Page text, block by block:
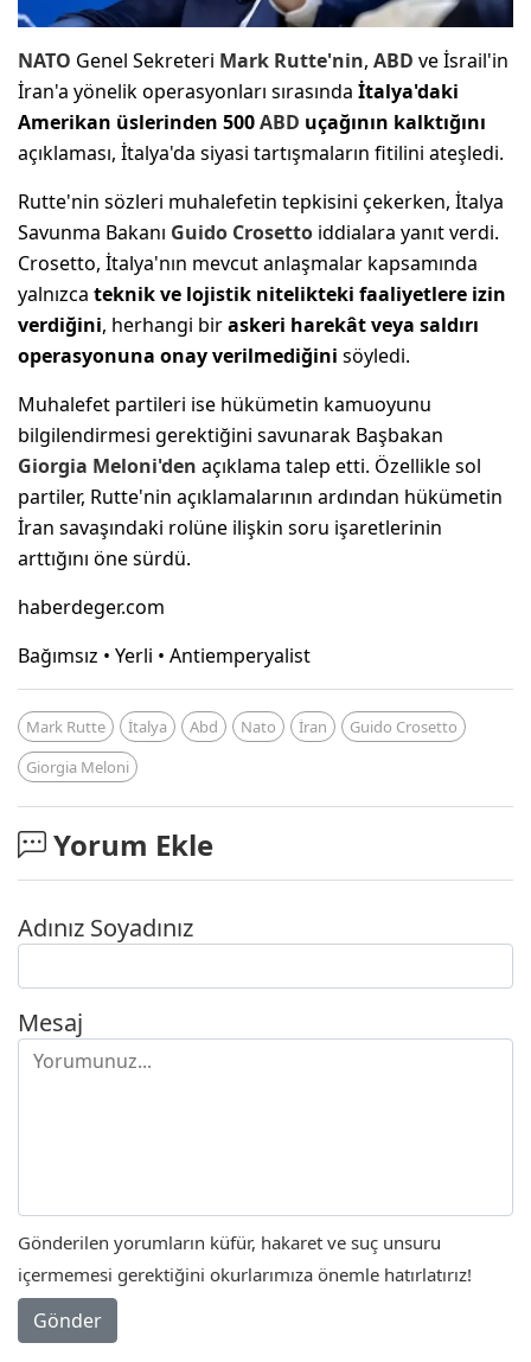
NATO Genel Sekreteri Mark Rutte'nin, ABD ve İsrail'in
İran'a yönelik operasyonları sırasında İtalya'daki
Amerikan üslerinden 500ABD uçağının kalktığını
açıklaması, İtalya'da siyasi tartışmaların fitilini ateşledi.
Rutte'nin sözleri muhalefetin tepkisini çekerken, İtalya
Savunma Bakanı Guido Crosetto iddialara yanıt verdi.
Crosetto, İtalya'nın mevcut anlaşmalar kapsamında
yalnızca teknik ve lojistik nitelikteki faaliyetlere izin
verdiğini, herhangi biraskeri harekât veya saldırı
operasyonuna onay verilmediğini söyledi.
Muhalefet partileri ise hükümetin kamuoyunu
bilgilendirmesi gerektiğini savunarak Başbakan
Giorgia Meloni'den açıklama talep etti. Özellikle sol
partiler, Rutte'nin açıklamalarının ardından hükümetin
İran savaşındaki rolüne ilişkin soru işaretlerinin
arttığını öne sürdü.
haberdeger.com
Bağımsız • Yerli • Antiemperyalist
Mark Rutte İtalya Abd Nato İran
Guido Crosetto
Giorgia Meloni
Yorum Ekle
Adınız Soyadınız
Mesaj
Gönderilen yorumların küfür, hakaret ve suç unsuru
içermemesi gerektiğini okurlarımıza önemle hatırlatırız!
Gönder